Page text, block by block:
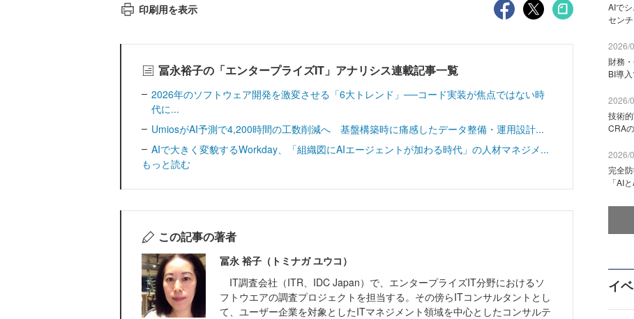
印刷用を表示
冨永裕子の「エンタープライズIT」アナリシス連載記事一覧
2026年のソフトウェア開発を激変させる「6大トレンド」──コード実装が焦点ではない時
代に...
UmiosがAI予測で4,200時間の工数削減へ 基盤構築時に痛感したデータ整備・運用設計...
AIで大きく変貌するWorkday、「組織図にAIエージェントが加わる時代」の人材マネジメ...
もっと読む
この記事の著者
冨永 裕子（トミナガ ユウコ）
IT調査会社（ITR、IDC Japan）で、エンタープライズIT分野におけるソ
フトウエアの調査プロジェクトを担当する。その傍らITコンサルタントとし
て、ユーザー企業を対象としたITマネジメント領域を中心としたコンサルテ
AIで
セン
2026/
財務
BI導
2026/
技術
CRA
2026/
完全
「AI
イ